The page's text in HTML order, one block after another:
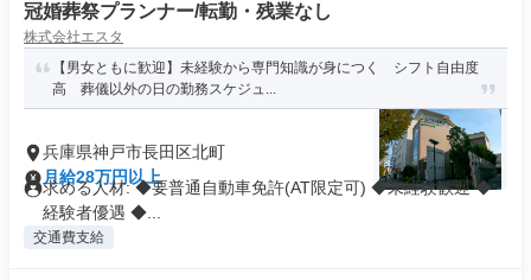
冠婚葬祭プランナー/転勤・残業なし
株式会社エスタ
【男女ともに歓迎】未経験から専門知識が身につく シフト自由度
高 葬儀以外の日の勤務スケジュ...
兵庫県神戸市長田区北町
月給28万円以上
求める人材: ◆要普通自動車免許(AT限定可) ◆未経験歓迎 ◆
経験者優遇 ◆...
交通費支給